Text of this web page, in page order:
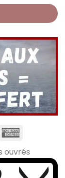
ouvrés